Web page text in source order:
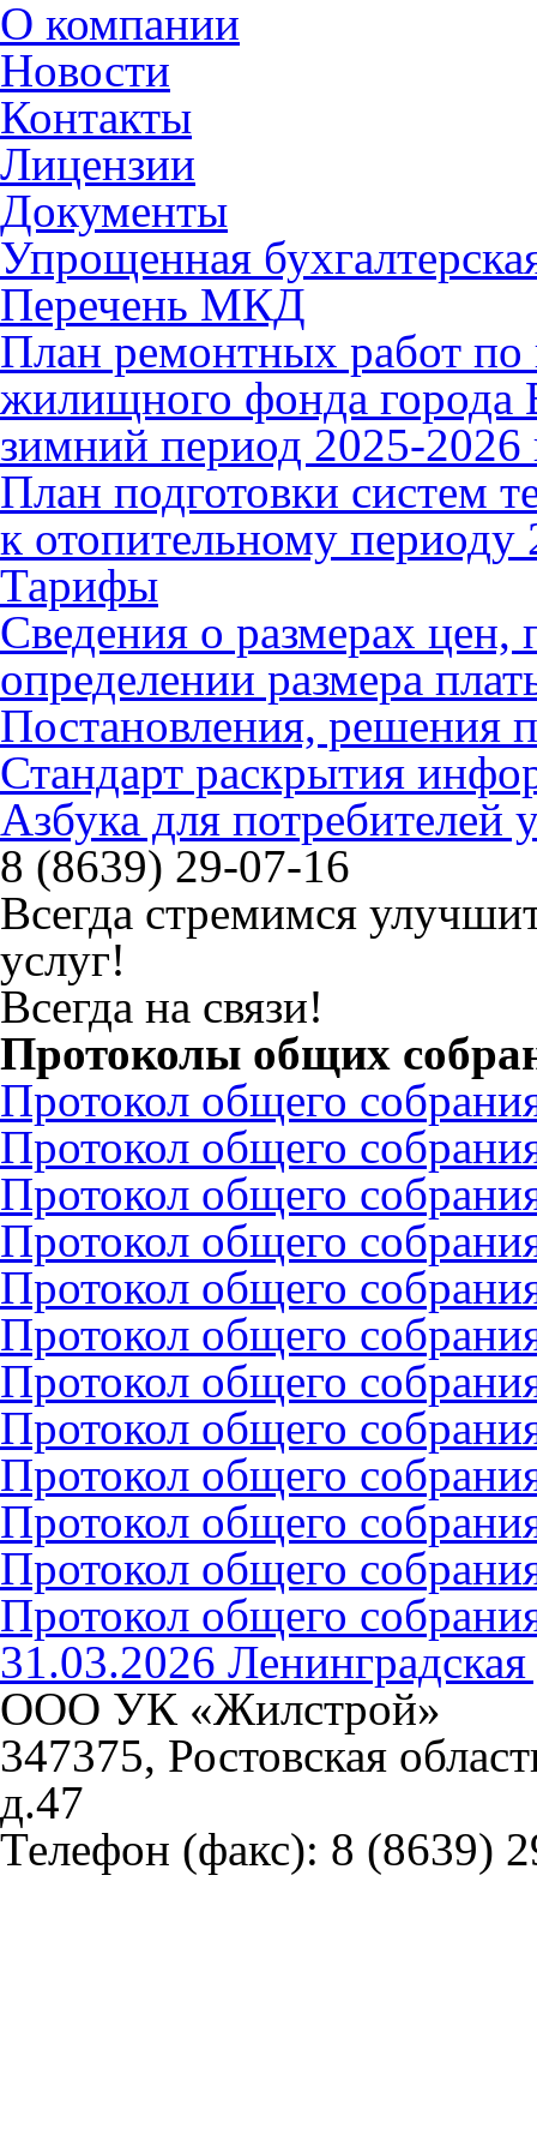
О компании
Новости
Контакты
Лицензии
Документы
Упрощенная
Перечень МКД
План ремонтных работ по
жилищного фонда города
зимний период 2025-2026
План подготовки систем
к отопительному периоду
Тарифы
Сведения о размерах
определении размера
Постановления, решения
Стандарт раскрытия
Азбука для
8 (8639) 29-07-16
Всегда стремимся
услуг!
Всегда на связи!
Протоколы общих
Протокол общего
Протокол общего
Протокол общего
Протокол общего
Протокол общего
Протокол общего
Протокол общего
Протокол общего
Протокол общего
Протокол общего
Протокол общего
Протокол общего
31.03.2026
ООО УК «Жилстрой»
347375, Ростовская
д.47
Телефон (факс): 8 (8639)